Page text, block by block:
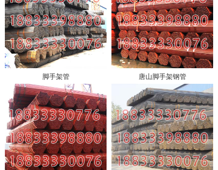
脚手架管 唐山脚手架钢管